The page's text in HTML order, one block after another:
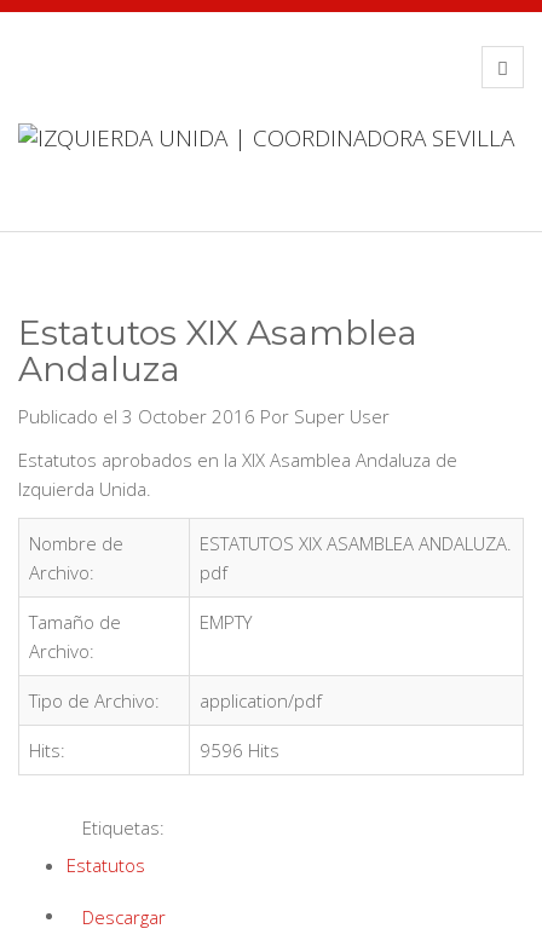
Estatutos XIX Asamblea
Andaluza
Publicado el 3 October 2016 Por Super User
Estatutos aprobados en la XIX Asamblea Andaluza de
Izquierda Unida.
Nombre de
Archivo:
ESTATUTOS XIX ASAMBLEA ANDALUZA.
pdf
Tamaño de
Archivo:
EMPTY
Tipo de Archivo: application/pdf
Hits: 9596 Hits
Etiquetas:
Estatutos
Descargar